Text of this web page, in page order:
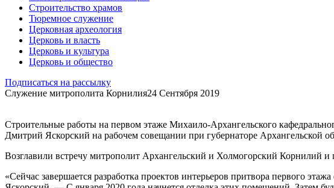
Строительство храмов
Тюремное служение
Церковная археология
Церковь и власть
Церковь и культура
Церковь и общество
Подписаться на рассылку
Служение митрополита Корнилия24 Сентября 2019
Строительные работы на первом этаже Михаило-Архангельского
Дмитрий Яскорский на рабочем совещании при губернаторе Архангельской
Возглавили встречу митрополит Архангельский и Холмогорский Корнилий и
«Сейчас завершается разработка проектов интерьеров притвора первого